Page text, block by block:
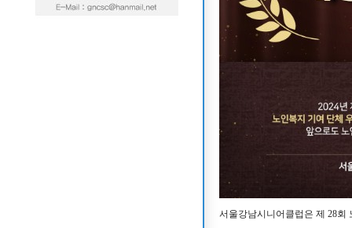
서울강남시니어클럽은 제 28회